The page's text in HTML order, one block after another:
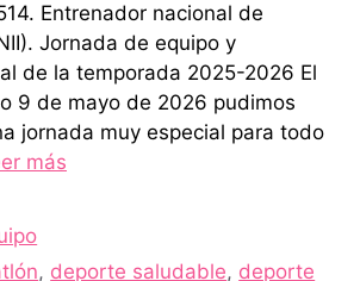
Entrenador nacional de
Jornada de equipo y
de la temporada 2025-2026 El
9 de mayo de 2026 pudimos
jornada muy especial para todo
más
, deporte saludable, deporte